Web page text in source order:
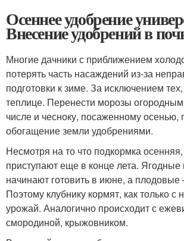
Осеннее удобрение
Внесение удобрений в
Многие дачники с приближением
потерять часть насаждений из-за
подготовки к зиме. За исключением
теплице. Перенести морозы огородным
числе и чесноку, посаженному осенью,
обогащение земли удобрениями.
Несмотря на то что подкормка
приступают еще в конце лета. Ягодные
начинают готовить в июне, а плодовые
Поэтому клубнику кормят, как только с
урожай. Аналогично происходит с
смородиной, крыжовником.